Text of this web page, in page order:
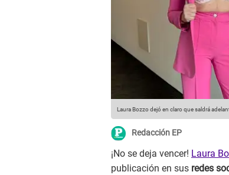
Laura Bozzo dejó en claro que saldrá
Redacción EP
¡No se deja vencer! Laura
publicación en sus redes